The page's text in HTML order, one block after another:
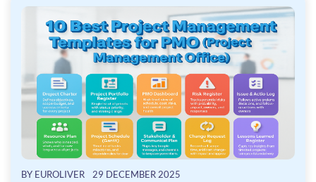
BY EUROLIVER 29 DECEMBER 2025